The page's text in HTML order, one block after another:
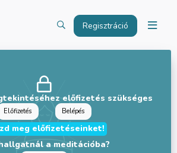
Regisztráció
előfizetés szükséges
Előfizetés Belépés
meg előfizetéseinket!
a meditációba?